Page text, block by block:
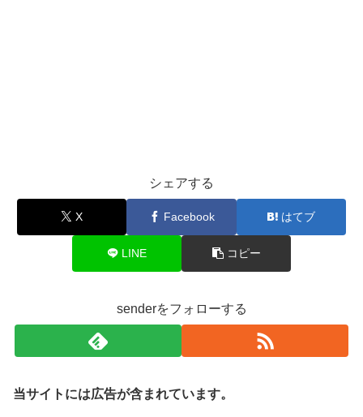
シェアする
X Facebook はてブ
LINE コピー
senderをフォローする
当サイトには広告が含まれています。